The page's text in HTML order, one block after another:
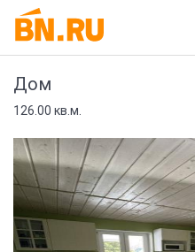
Дом
126.00 кв.м.